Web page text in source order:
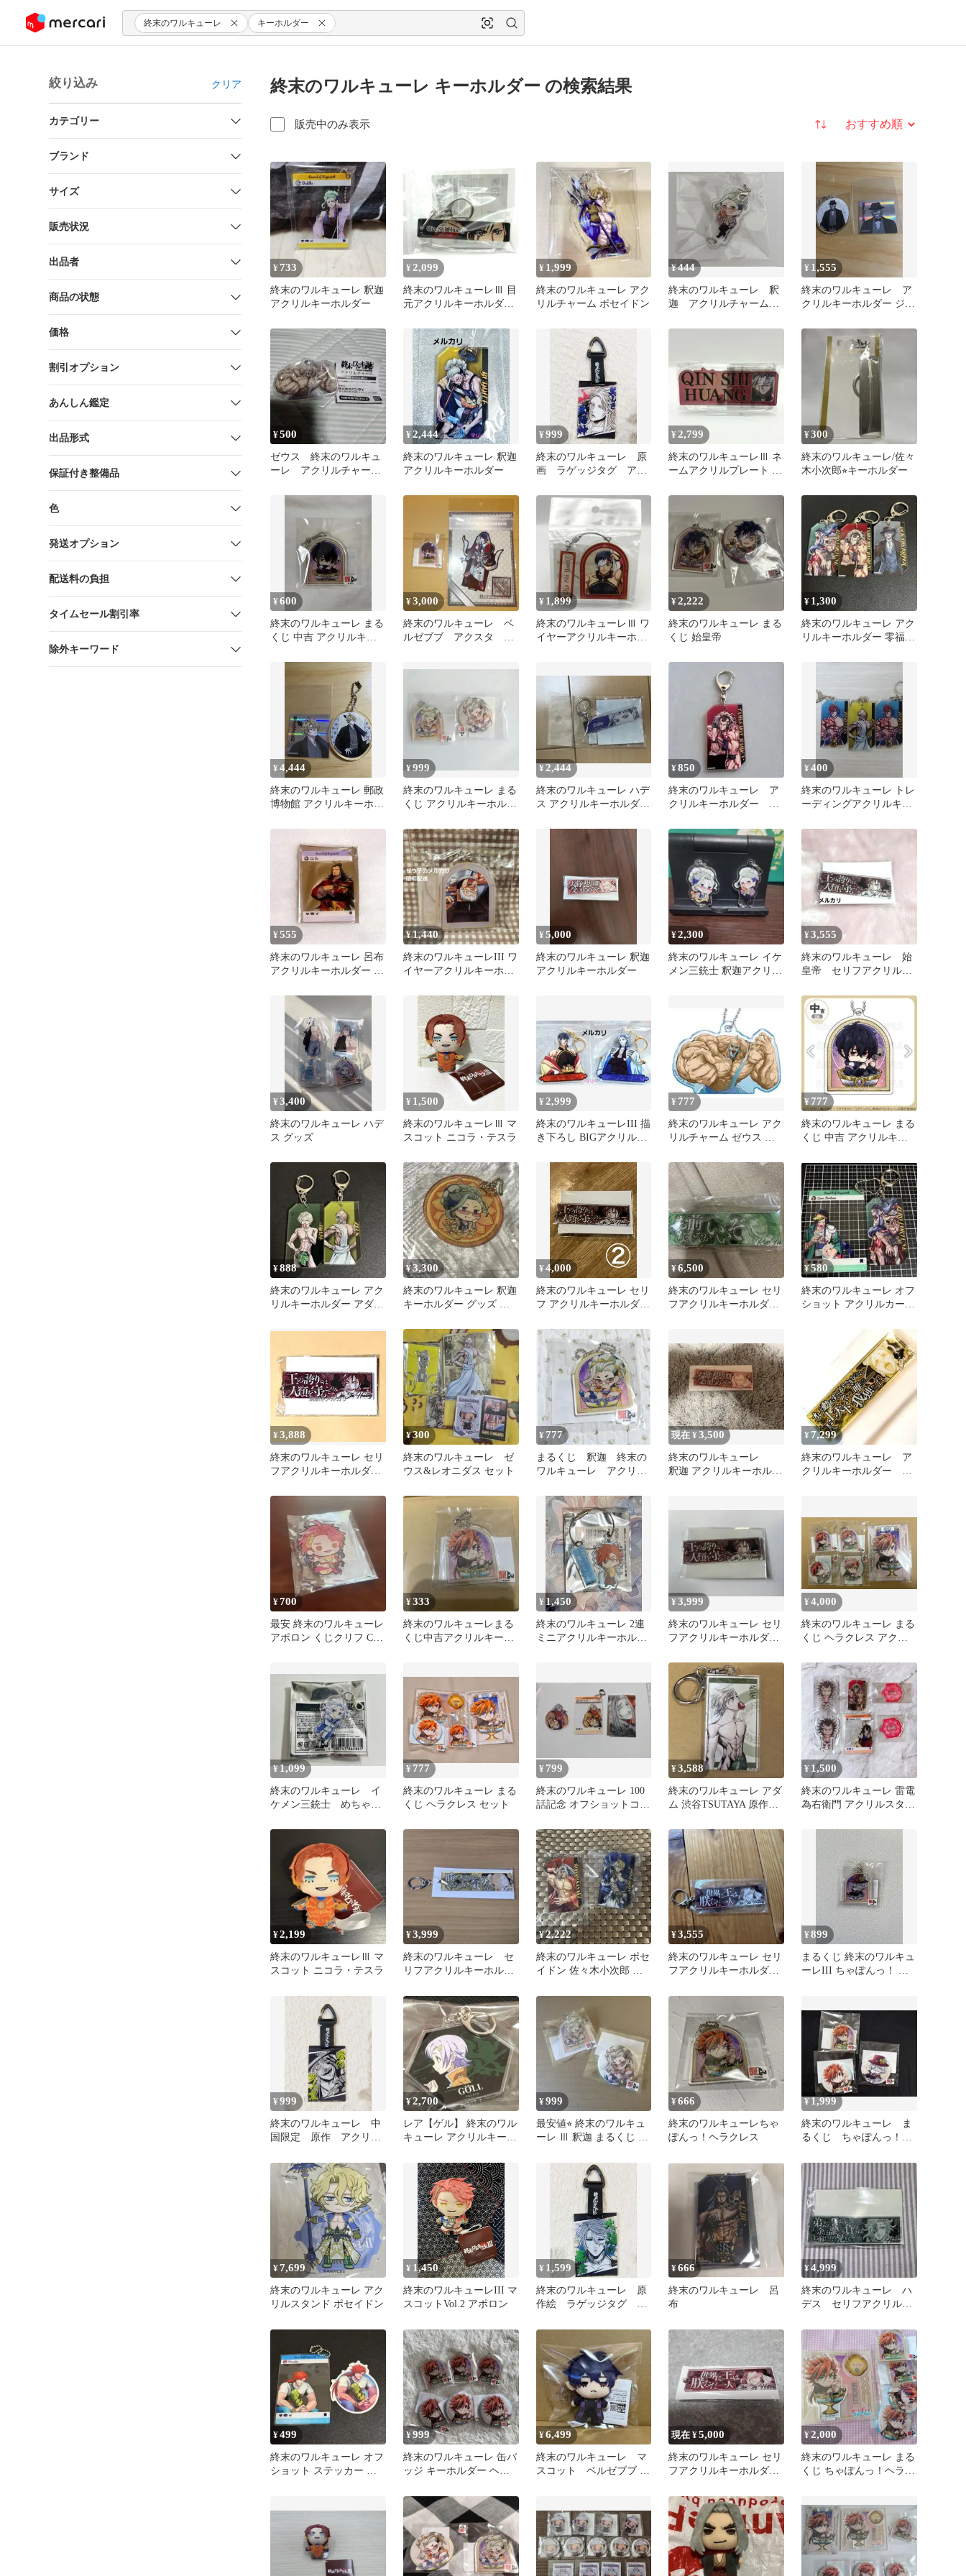
ツにスキップ 終末のワルキューレ キーホルダー
絞り込み クリア
カテゴリー
ブランド
サイズ
販売状況
出品者
商品の状態
価格
割引オプション
あんしん鑑定
出品形式
保証付き整備品
色
発送オプション
配送料の負担
タイムセール割引率
除外キーワード
終末のワルキューレ キーホルダー の検索結果
販売中のみ表示 並び替え
¥ 733
終末のワルキューレ 釈迦
アクリルキーホルダー
¥ 2,099
終末のワルキューレⅢ 目
元アクリルキーホルダー
¥ 1,999
終末のワルキューレ アク
リルチャーム ポセイドン
¥444
終末のワルキューレ 釈
迦 アクリルチャーム
銃士
¥ 1,555
終末のワルキューレ ア
クリルキーホルダー ジャ
¥500
ゼウス 終末のワルキュ
ーレ アクリルチャー
¥2,444
終末のワルキューレ 釈迦
アクリルキーホルダー
¥999
終末のワルキューレ 原
画 ラゲッジタグ アク
ン
¥2,799
終末のワルキューレⅢ ネ
ームアクリルプレート 始
¥300
終末のワルキューレ/佐々
木小次郎⭐︎キーホルダー
¥600
終末のワルキューレ まる
くじ 中吉 アクリルキー
ゼブブ
¥3,000
終末のワルキューレ ベ
ルゼブブ アクスタ ア
¥ 1,899
終末のワルキューレⅢ ワ
イヤーアクリルキーホル
¥2,222
終末のワルキューレ まる
くじ 始皇帝
¥ 1,300
終末のワルキューレ アク
リルキーホルダー 零福
¥4,444
終末のワルキューレ 郵政
博物館 アクリルキーホル
¥999
終末のワルキューレ まる
くじ アクリルキーホルダ
¥ 2,444
終末のワルキューレ ハデ
ス アクリルキーホルダー
¥850
終末のワルキューレ ア
クリルキーホルダー 雷
¥400
終末のワルキューレ トレ
ーディングアクリルキー
ウス
¥555
終末のワルキューレ 呂布
アクリルキーホルダー オ
¥1,440
終末のワルキューレIII ワ
イヤーアクリルキーホル
¥5,000
終末のワルキューレ 釈迦
アクリルキーホルダー
¥2,300
終末のワルキューレ イケ
メン三銃士 釈迦アクリル
¥3,555
終末のワルキューレ 始
皇帝 セリフアクリルキ
¥3,400
終末のワルキューレ ハデ
ス グッズ
¥ 1,500
終末のワルキューレⅢ マ
スコット ニコラ・テスラ
¥ 2,999
終末のワルキューレIII 描
き下ろし BIGアクリルキ
¥ 777
終末のワルキューレ アク
リルチャーム ゼウス ア
キー
¥ 777
終末のワルキューレ まる
くじ 中吉 アクリルキー
ゼブブ
¥888
終末のワルキューレ アク
リルキーホルダー アダム
¥3,300
終末のワルキューレ 釈迦
キーホルダー グッズ 貴
¥4,000
終末のワルキューレ セリ
フ アクリルキーホルダー
¥6,500
終末のワルキューレ セリ
フアクリルキーホルダー
¥580
終末のワルキューレ オフ
ショット アクリルカード
¥3,888
終末のワルキューレ セリ
フアクリルキーホルダー
¥300
終末のワルキューレ ゼ
ウス&レオニダス セット
¥777
まるくじ 釈迦 終末の
ワルキューレ アクリル
現在 ¥3,500
終末のワルキューレ
釈迦 アクリルキーホルダ
¥7,299
終末のワルキューレ ア
クリルキーホルダー 釈
¥700
最安 終末のワルキューレ
アポロン くじクリフ C賞
¥333
終末のワルキューレまる
くじ中吉アクリルキーホ
¥1,450
終末のワルキューレ 2連
ミニアクリルキーホルダ
¥3,999
終末のワルキューレ セリ
フアクリルキーホルダー
¥4,000
終末のワルキューレ まる
くじ ヘラクレス アクリ
¥1,099
終末のワルキューレ イ
ケメン三銃士 めちゃか
デス
¥ 777
終末のワルキューレ まる
くじ ヘラクレス セット
¥ 799
終末のワルキューレ 100
話記念 オフショットコレ
¥3,588
終末のワルキューレ アダ
ム 渋谷TSUTAYA 原作版
¥ 1,500
終末のワルキューレ 雷電
為右衛門 アクリルスタン
¥2,199
終末のワルキューレⅢ マ
スコット ニコラ・テスラ
¥3,999
終末のワルキューレ セ
リフアクリルキーホルダ
¥2,222
終末のワルキューレ ポセ
イドン 佐々木小次郎 ア
キー
¥3,555
終末のワルキューレ セリ
フアクリルキーホルダー
¥899
まるくじ 終末のワルキュ
ーレIII ちゃぽんっ！ ジ
¥999
終末のワルキューレ 中
国限定 原作 アクリル
ク・ザ・リッパー
¥2,700
レア【ゲル】 終末のワル
キューレ アクリルキーホ
¥999
最安値⭐︎ 終末のワルキュ
ーレ Ⅲ 釈迦 まるくじ 中
¥666
終末のワルキューレちゃ
ぽんっ！ヘラクレス
¥ 1,999
終末のワルキューレ ま
るくじ ちゃぽんっ！4
¥7,699
終末のワルキューレ アク
リルスタンド ポセイドン
¥ 1,450
終末のワルキューレIII マ
スコットVol.2 アポロン
¥ 1,599
終末のワルキューレ 原
作絵 ラゲッジタグ ア
セイドン
¥666
終末のワルキューレ 呂
布
¥4,999
終末のワルキューレ ハ
デス セリフアクリルキ
キー
¥499
終末のワルキューレ オフ
ショット ステッカー ア
¥999
終末のワルキューレ 缶バ
ッジ キーホルダー ヘラ
ん
¥6,499
終末のワルキューレ マ
スコット ベルゼブブ 新
現在 ¥5,000
終末のワルキューレ セリ
フアクリルキーホルダー
¥2,000
終末のワルキューレ まる
くじ ちゃぽんっ！ヘラク